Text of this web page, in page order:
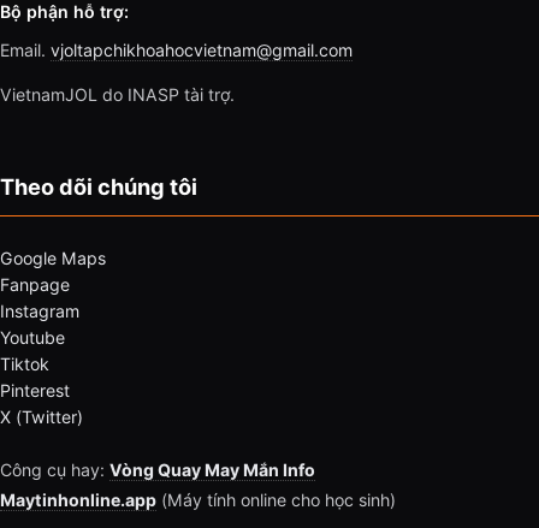
Bộ phận hỗ trợ:
Email. vjoltapchikhoahocvietnam@gmail.com
VietnamJOL do INASP tài trợ.
Theo dõi chúng tôi
Google Maps
Fanpage
Instagram
Youtube
Tiktok
Pinterest
X (Twitter)
Công cụ hay: Vòng Quay May Mắn Info
Maytinhonline.app (Máy tính online cho học sinh)